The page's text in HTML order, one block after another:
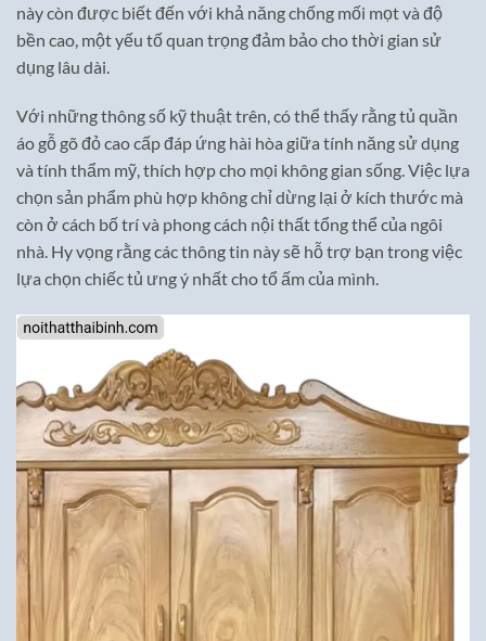
này còn được biết đến với khả năng chống mối mọt và độ
bền cao, một yếu tố quan trọng đảm bảo cho thời gian sử
dụng lâu dài.
Với những thông số kỹ thuật trên, có thể thấy rằng tủ quần
áo gỗ gõ đỏ cao cấp đáp ứng hài hòa giữa tính năng sử dụng
và tính thẩm mỹ, thích hợp cho mọi không gian sống. Việc lựa
chọn sản phẩm phù hợp không chỉ dừng lại ở kích thước mà
còn ở cách bố trí và phong cách nội thất tổng thể của ngôi
nhà. Hy vọng rằng các thông tin này sẽ hỗ trợ bạn trong việc
lựa chọn chiếc tủ ưng ý nhất cho tổ ấm của mình.